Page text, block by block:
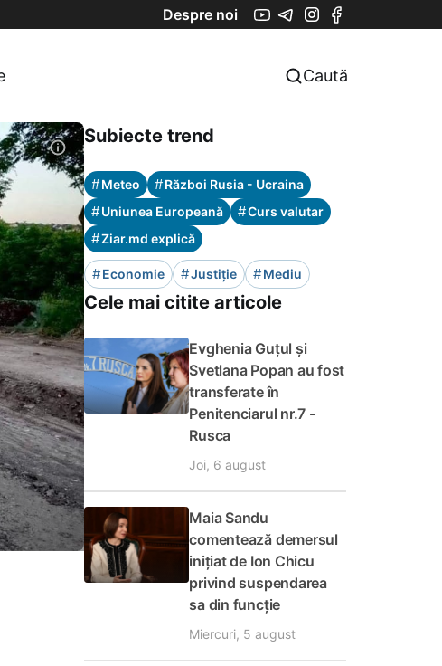
Despre noi
Caută
Subiecte trend
#Meteo #Război Rusia - Ucraina
#Uniunea Europeană #Curs valutar
#Ziar.md explică
#Economie #Justiție #Mediu
Cele mai citite articole
Evghenia Guțul și
Svetlana Popan au fost
transferate în
Penitenciarul nr.7 -
Rusca
Joi, 6 august
Maia Sandu
comentează demersul
inițiat de Ion Chicu
privind suspendarea
sa din funcție
Miercuri, 5 august